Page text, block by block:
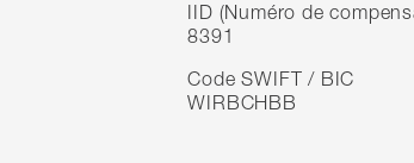
IID (Numéro de
8391
Code SWIFT / BIC
WIRBCHBB